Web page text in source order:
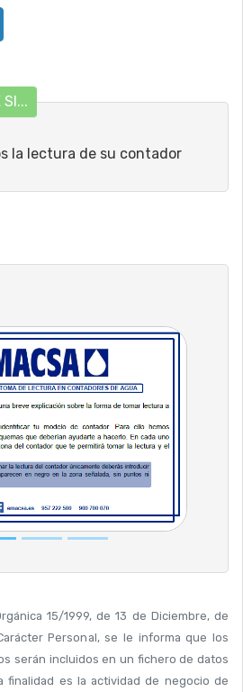
SI...
la lectura de su contador
15/1999, de 13 de Diciembre, de
Personal, se le informa que los
serán incluidos en un fichero de datos
finalidad es la actividad de negocio de